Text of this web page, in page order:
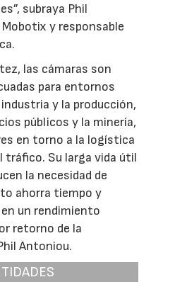
subraya Phil
y responsable
las cámaras son
para entornos
y la producción,
públicos y la minería,
en torno a la logística
tráfico. Su larga vida útil
la necesidad de
ahorra tiempo y
un rendimiento
retorno de la
Antoniou.